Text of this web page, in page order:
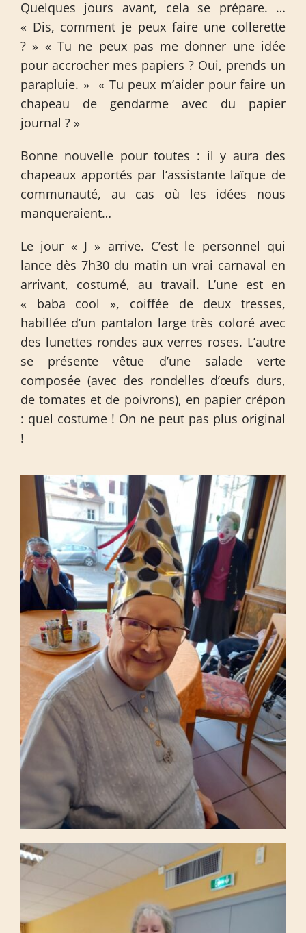
Quelques jours avant, cela se prépare. …
« Dis, comment je peux faire une collerette
? » « Tu ne peux pas me donner une idée
pour accrocher mes papiers ? Oui, prends un
parapluie. » « Tu peux m’aider pour faire un
chapeau de gendarme avec du papier
journal ? »
Bonne nouvelle pour toutes : il y aura des
chapeaux apportés par l’assistante laïque de
communauté, au cas où les idées nous
manqueraient…
Le jour « J » arrive. C’est le personnel qui
lance dès 7h30 du matin un vrai carnaval en
arrivant, costumé, au travail. L’une est en
« baba cool », coiffée de deux tresses,
habillée d’un pantalon large très coloré avec
des lunettes rondes aux verres roses. L’autre
se présente vêtue d’une salade verte
composée (avec des rondelles d’œufs durs,
de tomates et de poivrons), en papier crépon
: quel costume ! On ne peut pas plus original
!